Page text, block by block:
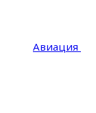
Авиация